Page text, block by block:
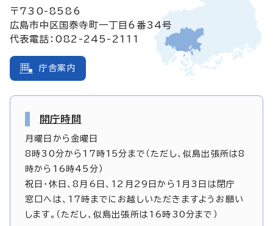
〒730-8586
広島市中区国泰寺町一丁目6番34号
代表電話：082-245-2111
庁舎案内
開庁時間
月曜日から金曜日
8時30分から17時15分まで（ただし、似島出張所は8
時から16時45分）
祝日・休日、8月6日、12月29日から1月3日は閉庁
窓口へは、17時までにお越しいただきますようお願い
します。（ただし、似島出張所は16時30分まで）